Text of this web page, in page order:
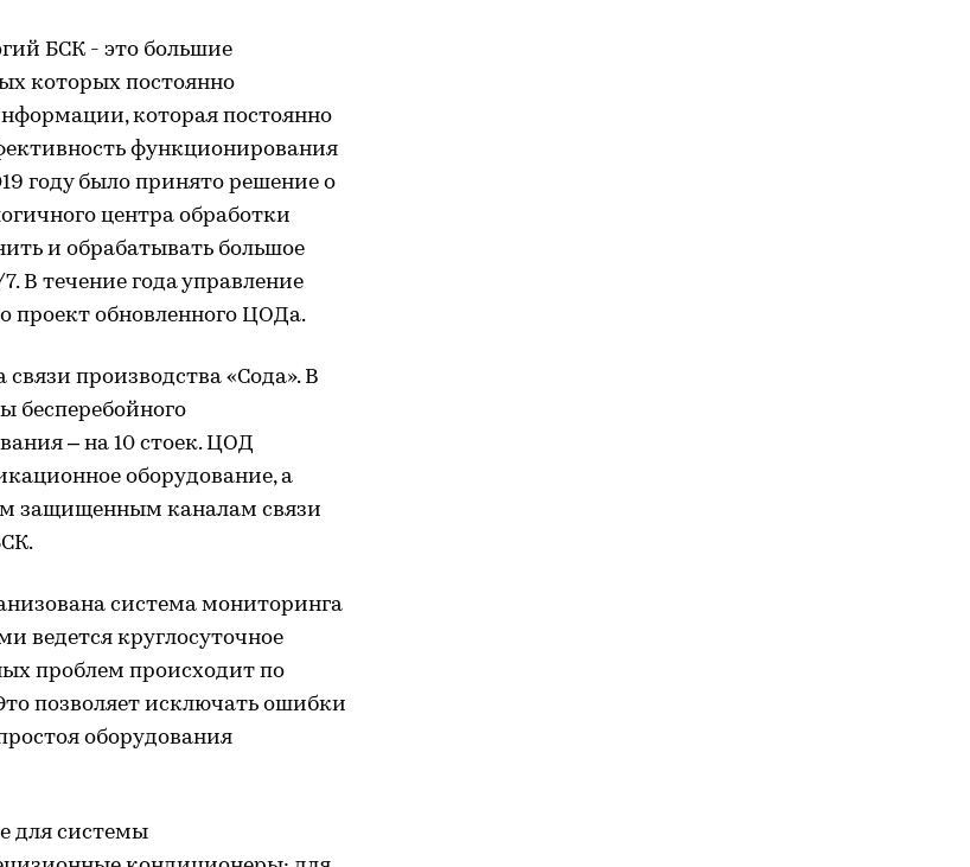
БСК - это большие
которых постоянно
которая постоянно
функционирования
году было принято решение о
центра обработки
и обрабатывать большое
В течение года управление
проект обновленного ЦОДа.
производства «Сода». В
бесперебойного
– на 10 стоек. ЦОД
оборудование, а
защищенным каналам связи
система мониторинга
ведется круглосуточное
проблем происходит по
позволяет исключать ошибки
оборудования
для системы